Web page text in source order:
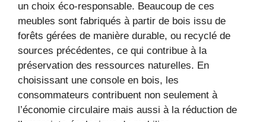
un choix éco-responsable. Beaucoup de ces
meubles sont fabriqués à partir de bois issu de
forêts gérées de manière durable, ou recyclé de
sources précédentes, ce qui contribue à la
préservation des ressources naturelles. En
choisissant une console en bois, les
consommateurs contribuent non seulement à
l’économie circulaire mais aussi à la réduction de